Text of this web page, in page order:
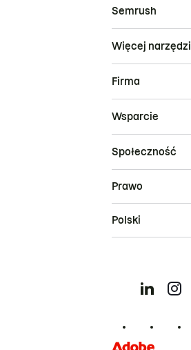
Semrush
Więcej narzędzi
Firma
Wsparcie
Społeczność
Prawo
Polski